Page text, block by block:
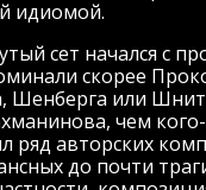
идиомой.
сет начался с
скорее
Шенберга или
чем
ряд авторских
до почти